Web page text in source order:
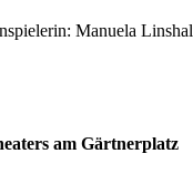
Manuela
am Gärtnerplatz